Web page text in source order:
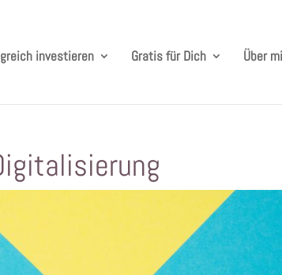
investieren Gratis für Dich Über